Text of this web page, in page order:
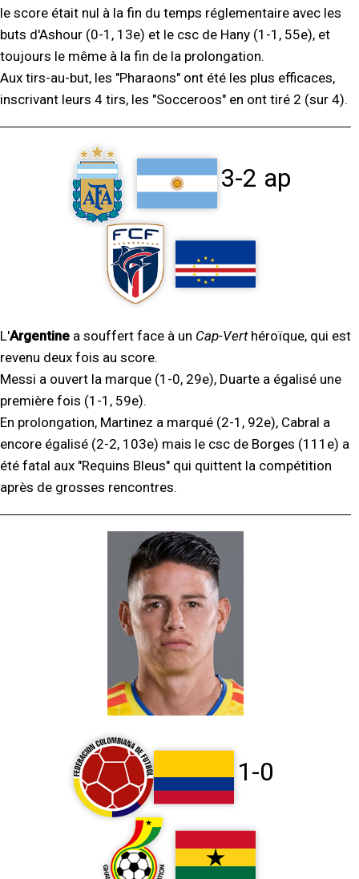
le score était nul à la fin du temps réglementaire avec les
buts d'Ashour (0-1, 13e) et le csc de Hany (1-1, 55e), et
toujours le même à la fin de la prolongation.
Aux tirs-au-but, les "Pharaons" ont été les plus efficaces,
inscrivant leurs 4 tirs, les "Socceroos" en ont tiré 2 (sur 4).
3-2 ap
L'Argentine a souffert face à un Cap-Verthéroïque, qui est
revenu deux fois au score.
Messi a ouvert la marque (1-0, 29e), Duarte a égalisé une
première fois (1-1, 59e).
En prolongation, Martinez a marqué (2-1, 92e), Cabral a
encore égalisé (2-2, 103e) mais le csc de Borges (111e) a
été fatal aux "Requins Bleus" qui quittent la compétition
après de grosses rencontres.
1-0